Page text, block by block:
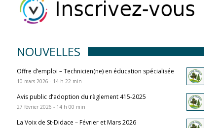
NOUVELLES
Offre d’emploi – Technicien(ne) en éducation spécialisée
10 mars 2026 - 14 h 22 min
Avis public d’adoption du règlement 415-2025
27 février 2026 - 14 h 00 min
La Voix de St-Didace – Février et Mars 2026